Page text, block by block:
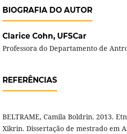
BIOGRAFIA DO AUTOR
Clarice Cohn, UFSCar
Professora do Departamento de
REFERÊNCIAS
BELTRAME, Camila Boldrin. 2013.
Xikrin. Dissertação de mestrado em